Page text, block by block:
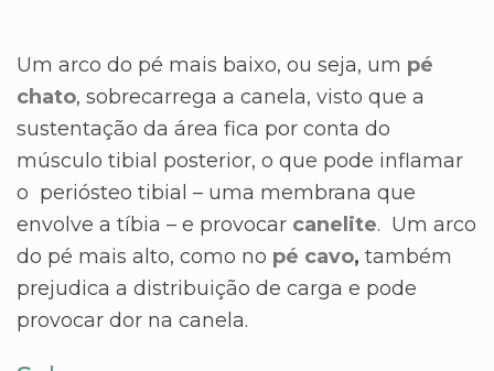
Um arco do pé mais baixo, ou seja, um pé
chato, sobrecarrega a canela, visto que a
sustentação da área fica por conta do
músculo tibial posterior, o que pode inflamar
o periósteo tibial – uma membrana que
envolve a tíbia – e provocar canelite. Um arco
do pé mais alto, como no pé cavo, também
prejudica a distribuição de carga e pode
provocar dor na canela.